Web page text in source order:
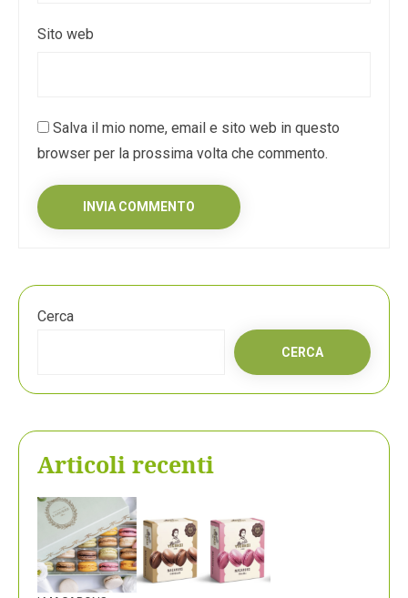
Sito web
Salva il mio nome, email e sito web in questo
browser per la prossima volta che commento.
Cerca
CERCA
Articoli recenti